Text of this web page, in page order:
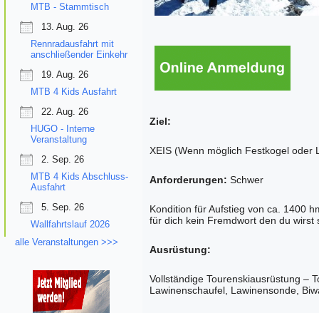
MTB - Stammtisch
13. Aug. 26
Rennradausfahrt mit
anschließender Einkehr
19. Aug. 26
MTB 4 Kids Ausfahrt
22. Aug. 26
HUGO - Interne
Veranstaltung
2. Sep. 26
MTB 4 Kids Abschluss-
Ausfahrt
5. Sep. 26
Wallfahrtslauf 2026
alle Veranstaltungen >>>
Ziel:
XEIS (Wenn möglich Festkogel oder
Anforderungen: Schwer
Kondition für Aufstieg von ca. 1400
für dich kein Fremdwort den du wirst
Ausrüstung:
Vollständige Tourenskiausrüstung –
Lawinenschaufel, Lawinensonde,